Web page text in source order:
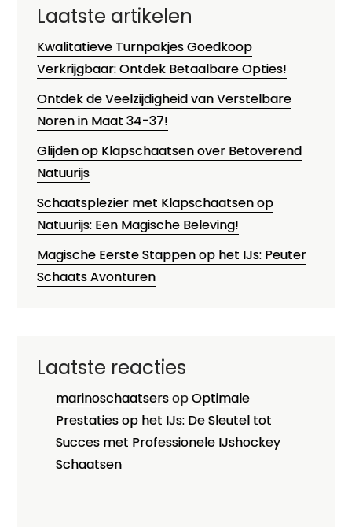
Laatste artikelen
Kwalitatieve Turnpakjes Goedkoop
Verkrijgbaar: Ontdek Betaalbare Opties!
Ontdek de Veelzijdigheid van Verstelbare
Noren in Maat 34-37!
Glijden op Klapschaatsen over Betoverend
Natuurijs
Schaatsplezier met Klapschaatsen op
Natuurijs: Een Magische Beleving!
Magische Eerste Stappen op het IJs: Peuter
Schaats Avonturen
Laatste reacties
marinoschaatsersopOptimale
Prestaties op het IJs: De Sleutel tot
Succes met Professionele IJshockey
Schaatsen